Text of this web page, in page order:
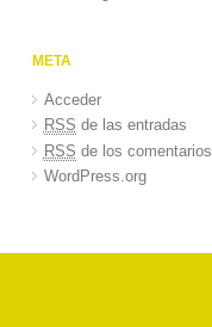
META
Acceder
RSS de las entradas
RSS de los comentarios
WordPress.org